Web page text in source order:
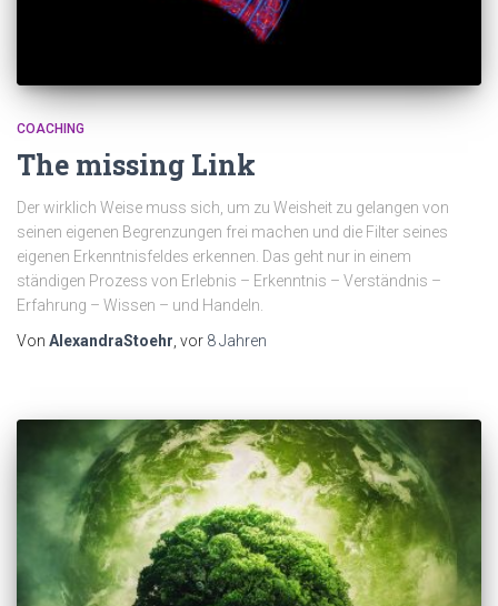
COACHING
The missing Link
Der wirklich Weise muss sich, um zu Weisheit zu gelangen von
seinen eigenen Begrenzungen frei machen und die Filter seines
eigenen Erkenntnisfeldes erkennen. Das geht nur in einem
ständigen Prozess von Erlebnis – Erkenntnis – Verständnis –
Erfahrung – Wissen – und Handeln.
Von AlexandraStoehr , vor 8 Jahren